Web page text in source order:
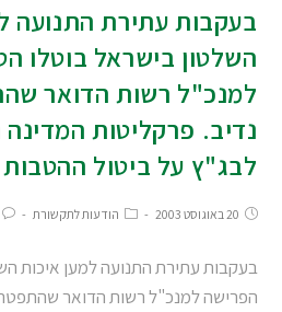
בעקבות עתירת התנועה
השלטון בישראל בוטלו
למנכ"ל רשות הדואר
נדיב. פרקליטות המדינה
לבג"ץ על ביטול
20 באוגוסט 2003 הודעות לתקשורת
בעקבות עתירת התנועה למען איכות
הפרישה למנכ"ל רשות הדואר